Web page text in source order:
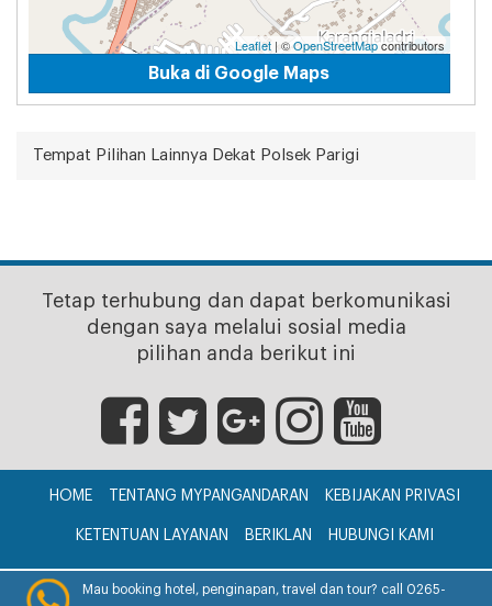
Leaflet| ©OpenStreetMapcontributors
Buka di Google Maps
Tempat Pilihan Lainnya Dekat Polsek Parigi
Tetap terhubung dan dapat berkomunikasi
dengan saya melalui sosial media
pilihan anda berikut ini
HOME TENTANG MYPANGANDARAN KEBIJAKAN PRIVASI
KETENTUAN LAYANAN BERIKLAN HUBUNGI KAMI
CV. myPangandaran © 2017
Mau booking hotel, penginapan, travel dan tour? call 0265-